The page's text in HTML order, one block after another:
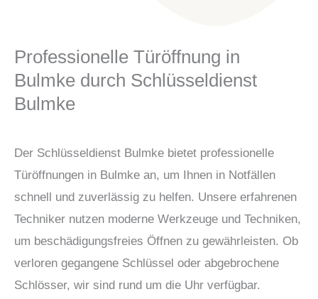
Professionelle Türöffnung in
Bulmke durch Schlüsseldienst
Bulmke
Der Schlüsseldienst Bulmke bietet professionelle
Türöffnungen in Bulmke an, um Ihnen in Notfällen
schnell und zuverlässig zu helfen. Unsere erfahrenen
Techniker nutzen moderne Werkzeuge und Techniken,
um beschädigungsfreies Öffnen zu gewährleisten. Ob
verloren gegangene Schlüssel oder abgebrochene
Schlösser, wir sind rund um die Uhr verfügbar.